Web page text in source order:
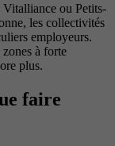
ou Petits-
les collectivités
employeurs.
à forte
plus.
faire